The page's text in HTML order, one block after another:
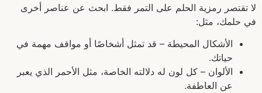
لا تقتصر رمزية الحلم على التمر فقط. ابحث عن عناصر أخرى
في حلمك، مثل:
الأشكال المحيطة – قد تمثل أشخاصًا أو مواقف مهمة في
حياتك.
الألوان – كل لون له دلالته الخاصة، مثل الأحمر الذي يعبر
عن العاطفة.